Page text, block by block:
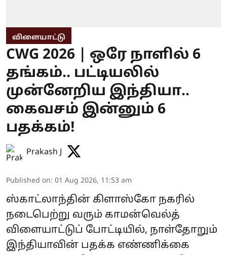
விளையாட்டு
CWG 2026 | ஒரே நாளில் 6
தங்கம்.. பட்டியலில்
முன்னேறிய இந்தியா..
கைவசம் இன்னும் 6
பதக்கம்!
Prakash J
Published on: 01 Aug 2026, 11:53 am
ஸ்காட்லாந்தின் கிளாஸ்கோ நகரில்
நடைபெற்று வரும் காமன்வெல்த்
விளையாட்டுப் போட்டியில், நாள்தோறும்
இந்தியாவின் பதக்க எண்ணிக்கை